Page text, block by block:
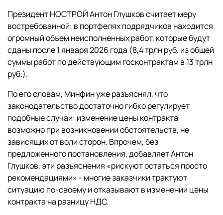
Президент НОСТРОЙ Антон Глушков считает меру
востребованной: в портфелях подрядчиков находится
огромный объем неисполненных работ, которые будут
сданы после 1 января 2026 года (8,4 трлн руб. из общей
суммы работ по действующим госконтрактам в 13 трлн
руб.).
По его словам, Минфин уже разъяснял, что
законодательство достаточно гибко регулирует
подобные случаи: изменение цены контракта
возможно при возникновении обстоятельств, не
зависящих от воли сторон. Впрочем, без
предложенного постановления, добавляет Антон
Глушков, эти разъяснения «рискуют остаться просто
рекомендациями» - многие заказчики трактуют
ситуацию по-своему и отказывают в изменении цены
контракта на разницу НДС.